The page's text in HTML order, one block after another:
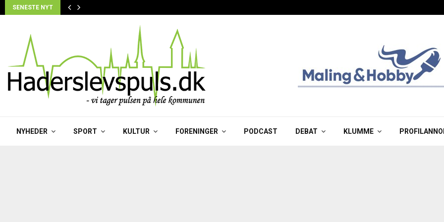
SENESTE NYT
NYHEDER SPORT KULTUR FORENINGER PODCAST DEBAT KLUMME